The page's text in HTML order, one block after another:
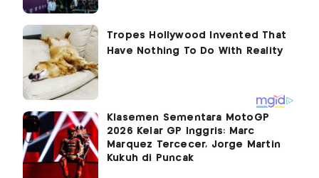
Klasemen Sementara MotoGP
2026 Kelar GP Inggris: Marc
Marquez Tercecer, Jorge Martin
Kukuh di Puncak